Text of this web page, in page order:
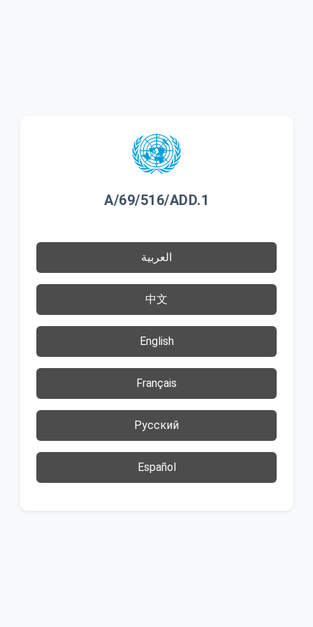
A/69/516/ADD.1
العربية
中文
English
Français
Русский
Español